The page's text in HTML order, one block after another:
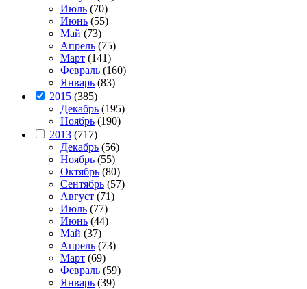
Июль (70)
Июнь (55)
Май (73)
Апрель (75)
Март (141)
Февраль (160)
Январь (83)
2015 (385)
Декабрь (195)
Ноябрь (190)
2013 (717)
Декабрь (56)
Ноябрь (55)
Октябрь (80)
Сентябрь (57)
Август (71)
Июль (77)
Июнь (44)
Май (37)
Апрель (73)
Март (69)
Февраль (59)
Январь (39)